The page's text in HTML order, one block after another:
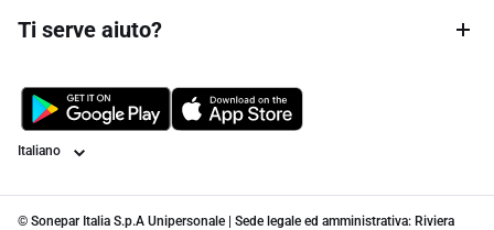
Ti serve aiuto?
Lingua
© Sonepar Italia S.p.A Unipersonale | Sede legale ed amministrativa: Riviera